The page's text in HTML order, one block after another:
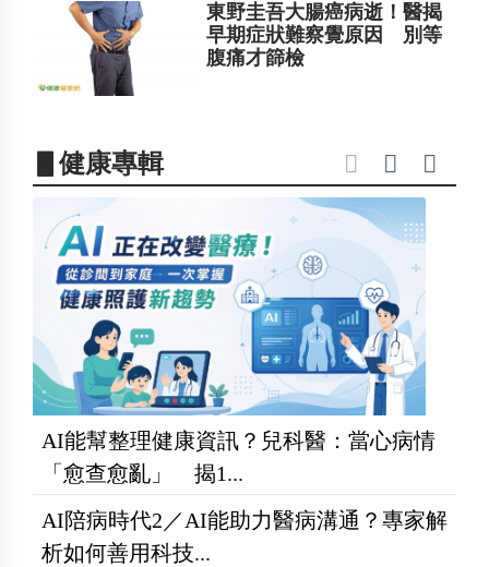
東野圭吾大腸癌病逝！醫揭
早期症狀難察覺原因 別等
腹痛才篩檢
▋健康專輯
AI能幫整理健康資訊？兒科醫：當心病情
「愈查愈亂」 揭1...
AI陪病時代2／AI能助力醫病溝通？專家解
析如何善用科技...